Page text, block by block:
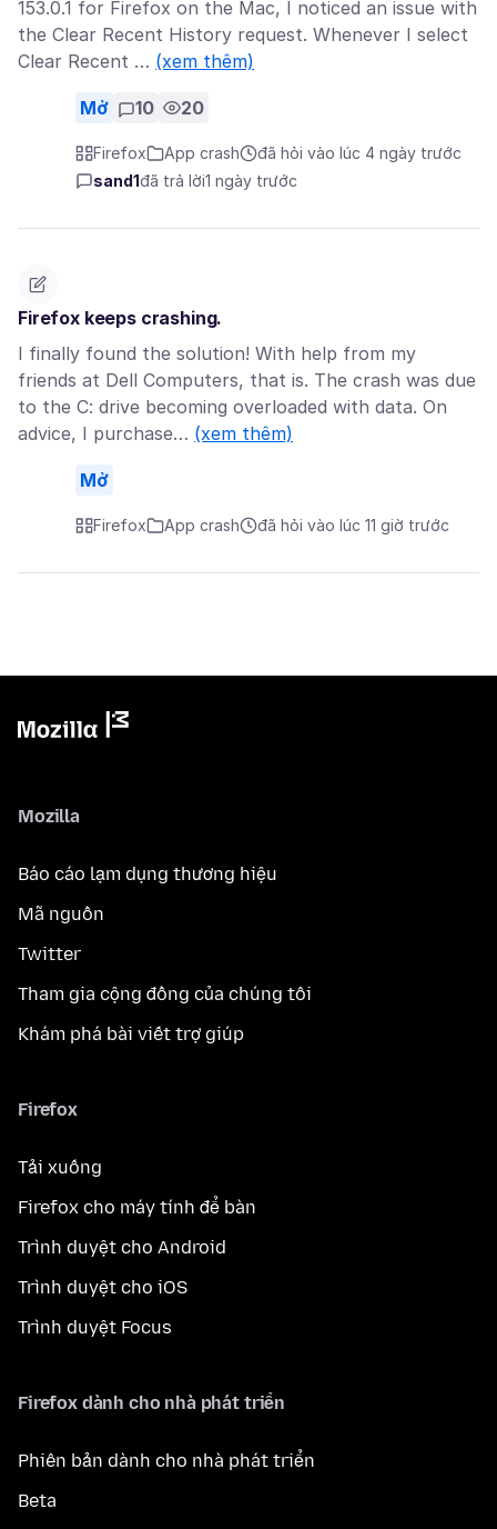
153.0.1 for Firefox on the Mac, I noticed an issue with
the Clear Recent History request. Whenever I select
Clear Recent … (xem thêm)
Mở 10 20
Firefox App crash
đã hỏi vào lúc 4 ngày trước
sand1đã trả lời1 ngày trước
Firefox keeps crashing.
I finally found the solution! With help from my
friends at Dell Computers, that is. The crash was due
to the C: drive becoming overloaded with data. On
advice, I purchase… (xem thêm)
Mở
Firefox App crash đã hỏi vào lúc 11 giờ trước
Mozilla
Báo cáo lạm dụng thương hiệu
Mã nguồn
Twitter
Tham gia cộng đồng của chúng tôi
Khám phá bài viết trợ giúp
Firefox
Tải xuống
Firefox cho máy tính để bàn
Trình duyệt cho Android
Trình duyệt cho iOS
Trình duyệt Focus
Firefox dành cho nhà phát triển
Phiên bản dành cho nhà phát triển
Beta